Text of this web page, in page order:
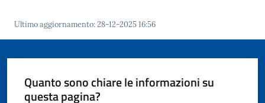
Vivere
San
Ultimo aggiornamento:28-12-2025 16:56
Quanto sono chiare le informazioni su
questa pagina?